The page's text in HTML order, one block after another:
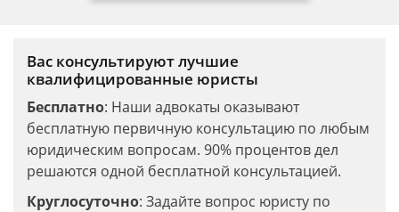
Вас консультируют лучшие
квалифицированные юристы
Бесплатно: Наши адвокаты оказывают
бесплатную первичную консультацию по любым
юридическим вопросам. 90% процентов дел
решаются одной бесплатной консультацией.
Круглосуточно: Задайте вопрос юристу по